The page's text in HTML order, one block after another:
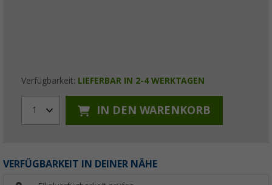
Verfügbarkeit: LIEFERBAR IN 2-4 WERKTAGEN
1 IN DEN WARENKORB
VERFÜGBARKEIT IN DEINER NÄHE